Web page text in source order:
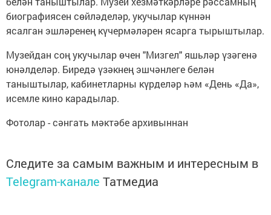
биографиясен сөйләделәр, укучылар күннән
ясалган эшләренең күчермәләрен ясарга тырыштылар.
Музейдан соң укучылар өчен "Мизгел" яшьләр үзәгенә
юнәлделәр. Биредә үзәкнең эшчәнлеге белән
таныштылар, кабинетларны күрделәр һәм «День «Да»,
исемле кино карадылар.
Фотолар - сәнгать мәктәбе архивыннан
Следите за самым важным и интересным в
Telegram-канале Татмедиа